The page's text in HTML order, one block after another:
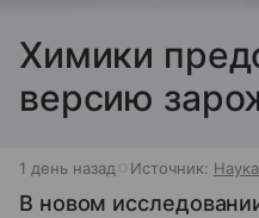
Химики
версию
1 день назад Источник:
В новом